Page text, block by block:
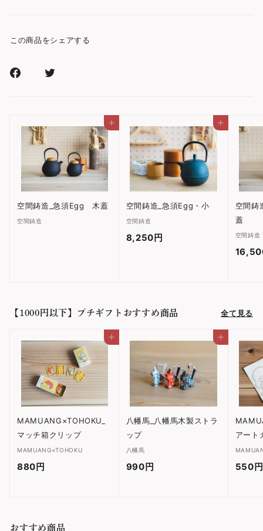
この商品をシェアする
Facebook
ア
す
ア
す
る
カートに入れる
空間鋳造_急須Egg 木蓋
空間鋳造
カートに入れる
空間鋳造_急須Egg・小
空間鋳造
8,250円
円
空間
蓋
空間鋳造
【1000円以下】プチギフトおすすめ商品 全て見る
カートに入れる
MAMUANG×TOHOKU_
マッチ箱クリップ
MAMUANG×TOHOKU
880円
カートに入れる
八幡馬_八幡馬木製ストラ
ップ
八幡馬
990円
アート
550円
おすすめ商品